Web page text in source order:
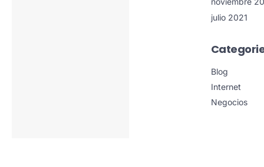
julio 2021
Blog
Internet
Negocios